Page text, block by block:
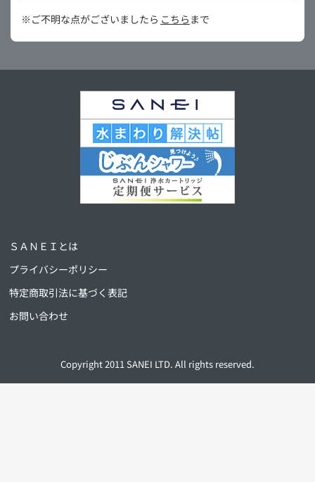
※ご不明な点がございましたら こちら まで
ＳＡＮＥＩとは
プライバシーポリシー
特定商取引法に基づく表記
お問い合わせ
Copyright 2011 SANEI LTD. All rights reserved.